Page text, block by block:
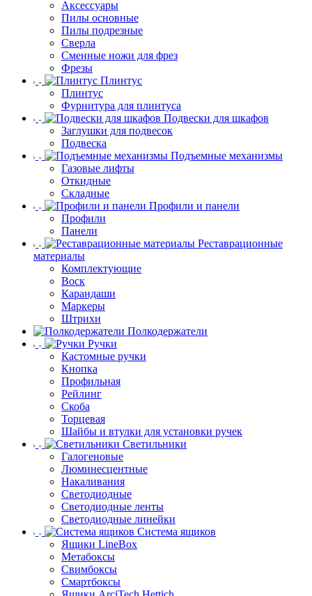
Аксессуары
Пилы основные
Пилы подрезные
Сверла
Сменные ножи для фрез
Фрезы
Плинтус
Плинтус
Фурнитура для плинтуса
Подвески для шкафов
Заглушки для подвесок
Подвеска
Подъемные механизмы
Газовые лифты
Откидные
Складные
Профили и панели
Профили
Панели
Реставрационные
материалы
Комплектующие
Воск
Карандаши
Маркеры
Штрихи
Полкодержатели
Ручки
Кастомные ручки
Кнопка
Профильная
Рейлинг
Скоба
Торцевая
Шайбы и втулки для установки ручек
Светильники
Галогеновые
Люминесцентные
Накаливания
Светодиодные
Светодиодные ленты
Светодиодные линейки
Система ящиков
Ящики LineBox
Метабоксы
Свимбоксы
Смартбоксы